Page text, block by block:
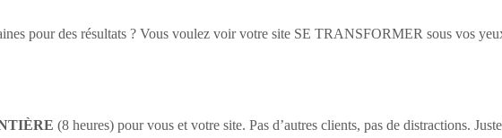
pour des résultats ? Vous voulez voir votre site SE TRANSFORMER sous vos
(8 heures) pour vous et votre site. Pas d’autres clients, pas de distractions.